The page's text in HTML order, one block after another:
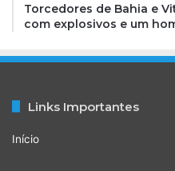
Torcedores de Bahia e
com explosivos e um
Links Importantes
Início